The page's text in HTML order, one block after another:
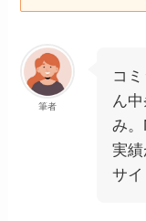
筆者
コ
ん
み
実
サイ